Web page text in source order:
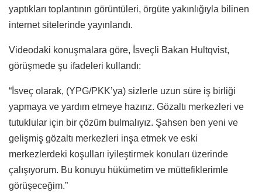
yaptıkları toplantının görüntüleri, örgüte yakınlığıyla bilinen
internet sitelerinde yayınlandı.
Videodaki konuşmalara göre, İsveçli Bakan Hultqvist,
görüşmede şu ifadeleri kullandı:
“İsveç olarak, (YPG/PKK’ya) sizlerle uzun süre iş birliği
yapmaya ve yardım etmeye hazırız. Gözaltı merkezleri ve
tutuklular için bir çözüm bulmalıyız. Şahsen ben yeni ve
gelişmiş gözaltı merkezleri inşa etmek ve eski
merkezlerdeki koşulları iyileştirmek konuları üzerinde
çalışıyorum. Bu konuyu hükümetim ve müttefiklerimle
görüşeceğim.”